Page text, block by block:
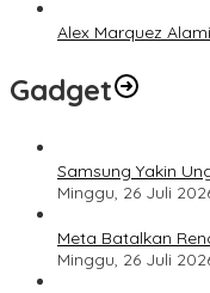
Alex Marquez
Gadget
Samsung Yakin
Minggu, 26 Juli
Meta Batalkan
Minggu, 26 Juli